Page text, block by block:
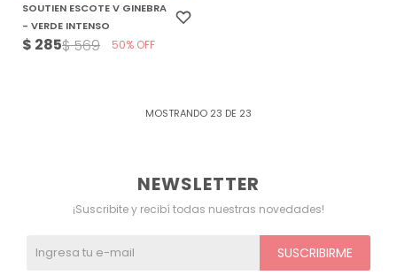
SOUTIEN ESCOTE V GINEBRA
- VERDE INTENSO
$ 285$569 50
MOSTRANDO 23 DE 23
NEWSLETTER
¡Suscribite y recibí todas nuestras novedades!
SUSCRIBIRME